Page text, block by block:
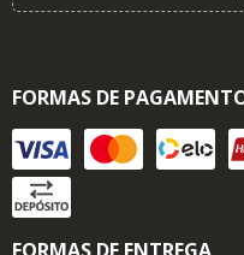
FORMAS DE
FORMAS DE ENTREGA